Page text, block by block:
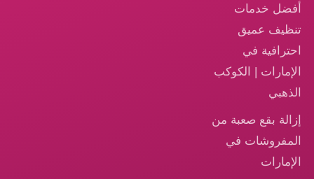
أفضل خدمات
تنظيف عميق
احترافية في
الإمارات | الكوكب
الذهبي
إزالة بقع صعبة من
المفروشات في
الإمارات